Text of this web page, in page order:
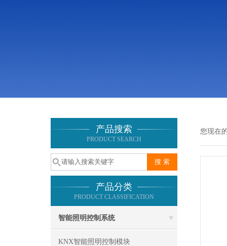
产品搜索
PRODUCT SEARCH
产品分类
PRODUCT CLASSIFICATION
智能照明控制系统
KNX智能照明控制模块
您现在